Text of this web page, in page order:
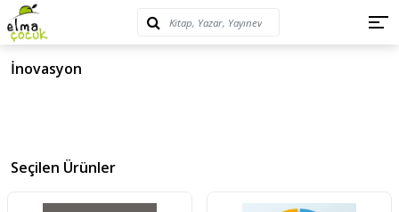
İnovasyon
Seçilen Ürünler